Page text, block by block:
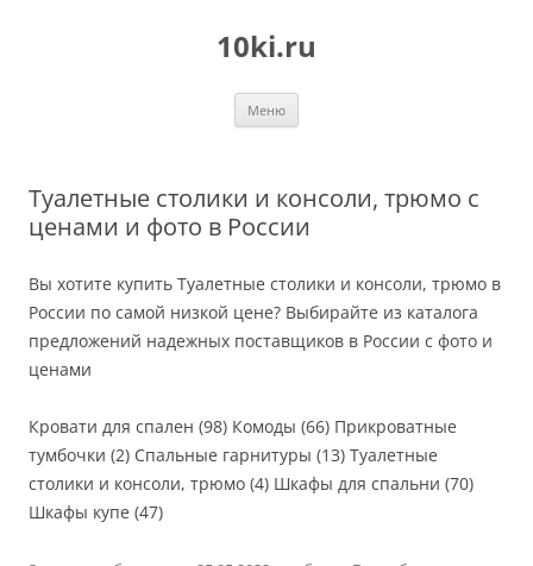
10ki.ru
Меню
Туалетные столики и консоли, трюмо с
ценами и фото в России
Вы хотите купить Туалетные столики и консоли, трюмо в
России по самой низкой цене? Выбирайте из каталога
предложений надежных поставщиков в России с фото и
ценами
Кровати для спален (98) Комоды (66) Прикроватные
тумбочки (2) Спальные гарнитуры (13) Туалетные
столики и консоли, трюмо (4) Шкафы для спальни (70)
Шкафы купе (47)